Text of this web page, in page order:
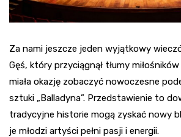
Za nami jeszcze jeden wyjątkowy
Gęś, który przyciągnął tłumy
miała okazję zobaczyć nowoczesne
sztuki „Balladyna”. Przedstawienie to
tradycyjne historie mogą zyskać nowy
je młodzi artyści pełni pasji i energii.